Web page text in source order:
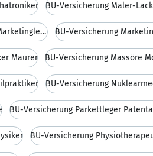
BU-Versicherung Maler-
BU-Versicherung Marketingfachmann Marketingleiter BU-Versicherung
Maurer BU-Versicherung Massöre
BU-Versicherung
BU-Versicherung Parkettleger
BU-Versicherung